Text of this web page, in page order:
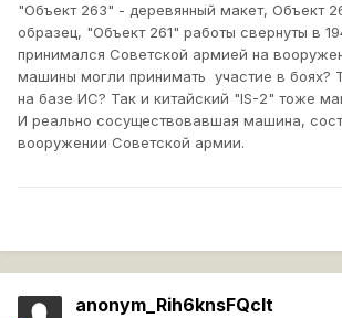
"Объект 263" - деревянный макет, Объект
образец, "Объект 261" работы свернуты в
принимался Советской армией на
машины могли принимать участие в боях?
на базе ИС? Так и китайский "IS-2" тоже
И реально сосуществовавшая машина,
вооружении Советской армии.
anonym_Rih6knsFQcIt